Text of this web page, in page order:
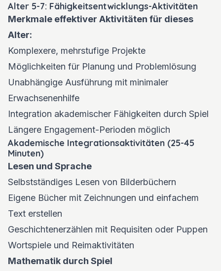
Alter 5-7: Fähigkeitsentwicklungs-Aktivitäten
Merkmale effektiver Aktivitäten für dieses
Alter:
Komplexere, mehrstufige Projekte
Möglichkeiten für Planung und Problemlösung
Unabhängige Ausführung mit minimaler
Erwachsenenhilfe
Integration akademischer Fähigkeiten durch Spiel
Längere Engagement-Perioden möglich
Akademische Integrationsaktivitäten (25-45
Minuten)
Lesen und Sprache
Selbstständiges Lesen von Bilderbüchern
Eigene Bücher mit Zeichnungen und einfachem
Text erstellen
Geschichtenerzählen mit Requisiten oder Puppen
Wortspiele und Reimaktivitäten
Mathematik durch Spiel